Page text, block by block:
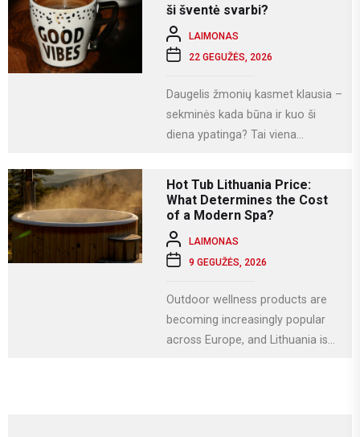
naudojamės socialiniais...
ši šventė svarbi?
LAIMONAS
22 GEGUŽĖS, 2026
Daugelis žmonių kasmet klausia –
sekminės kada būna ir kuo ši
diena ypatinga? Tai viena
Hot Tub Lithuania Price:
What Determines the Cost
of a Modern Spa?
LAIMONAS
9 GEGUŽĖS, 2026
Outdoor wellness products are
becoming increasingly popular
across Europe, and Lithuania is